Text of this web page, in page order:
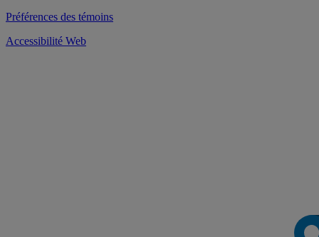
Préférences des témoins
Accessibilité Web